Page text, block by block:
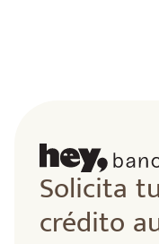
Solicita
crédito